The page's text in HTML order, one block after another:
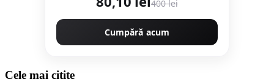
400 lei
Cumpără acum
Cele mai citite